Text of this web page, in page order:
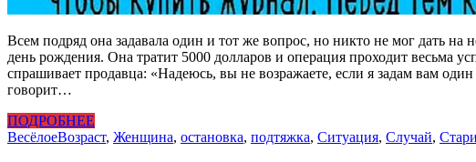
Всем подряд она задавала один и тот же вопрос, но никто не мог дать
день рождения. Она тратит 5000 долларов и операция проходит весьма
спрашивает продавца: «Надеюсь, вы не возражаете, если я задам вам
говорит…
ПОДРОБНЕЕ
ВесёлоеВозраст, Женщина, остановка, подтяжка, Ситуация, Случай,